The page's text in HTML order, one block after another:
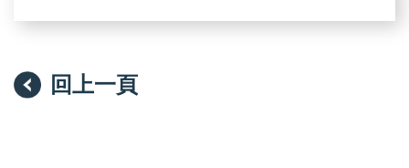
回上一頁